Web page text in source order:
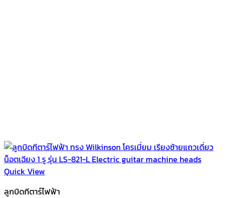
Quick View
ลูกบิดกีตาร์ไฟฟ้า